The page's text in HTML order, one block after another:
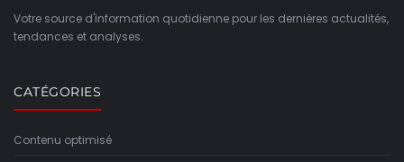
Votre source d'information quotidienne pour les dernières actualités,
tendances et analyses.
CATÉGORIES
Contenu optimisé